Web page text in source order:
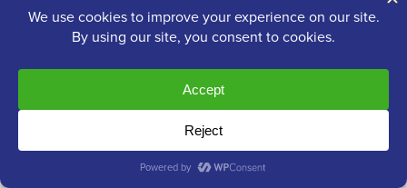
da WordPress.com a WordPress.org
Svelato: Perché costruire una lista
email è così importante oggi (6